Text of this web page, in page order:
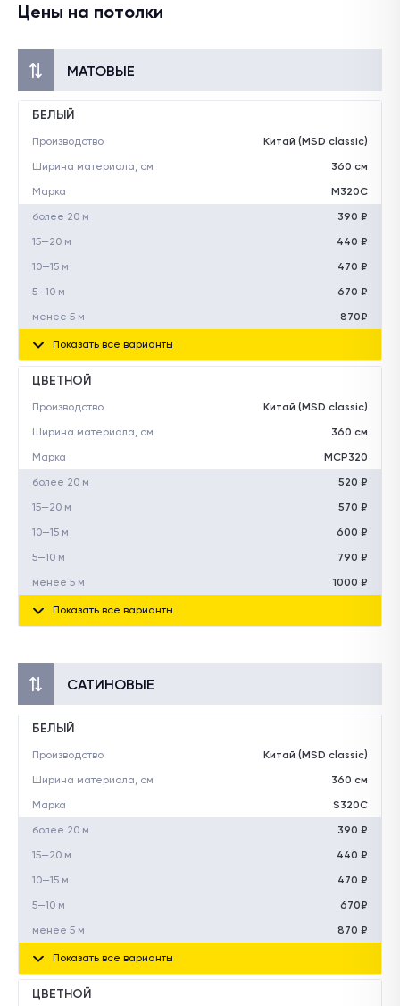
Цены на потолки
МАТОВЫЕ
БЕЛЫЙ
Производство
Китай (MSD classic)
Ширина материала, см
360 см
Марка
М320C
более 20 м
390 ₽
15—20 м
440 ₽
10—15 м
470 ₽
5—10 м
670 ₽
менее 5 м
870₽
Показать все варианты
ЦВЕТНОЙ
Производство
Китай (MSD classic)
Ширина материала, см
360 см
Марка
MCP320
более 20 м
520 ₽
15—20 м
570 ₽
10—15 м
600 ₽
5—10 м
790 ₽
менее 5 м
1000 ₽
Показать все варианты
САТИНОВЫЕ
БЕЛЫЙ
Производство
Китай (MSD classic)
Ширина материала, см
360 см
Марка
S320C
более 20 м
390 ₽
15—20 м
440 ₽
10—15 м
470 ₽
5—10 м
670₽
менее 5 м
870 ₽
Показать все варианты
ЦВЕТНОЙ